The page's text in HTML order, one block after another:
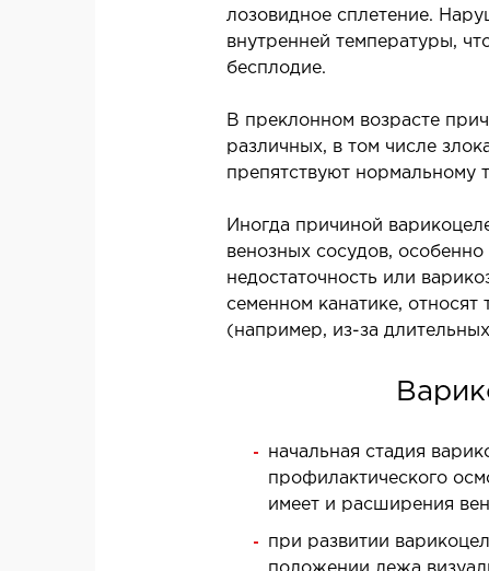
Паллиативная помощь
КОСМЕТОЛОГИЯ И
ДЕРМАТОЛОГИЯ
Аппаратная косметология
НЕОТЛОЖНАЯ ХИРУРГИЯ
лозовидное сплетение.
внутренней температуры,
бесплодие.
В преклонном возрасте
различных, в том числе
препятствуют нормальному
Иногда причиной
венозных сосудов,
недостаточность или
семенном канатике,
(например, из-за
начальная стадия
профилактического
имеет и расширения
при развитии